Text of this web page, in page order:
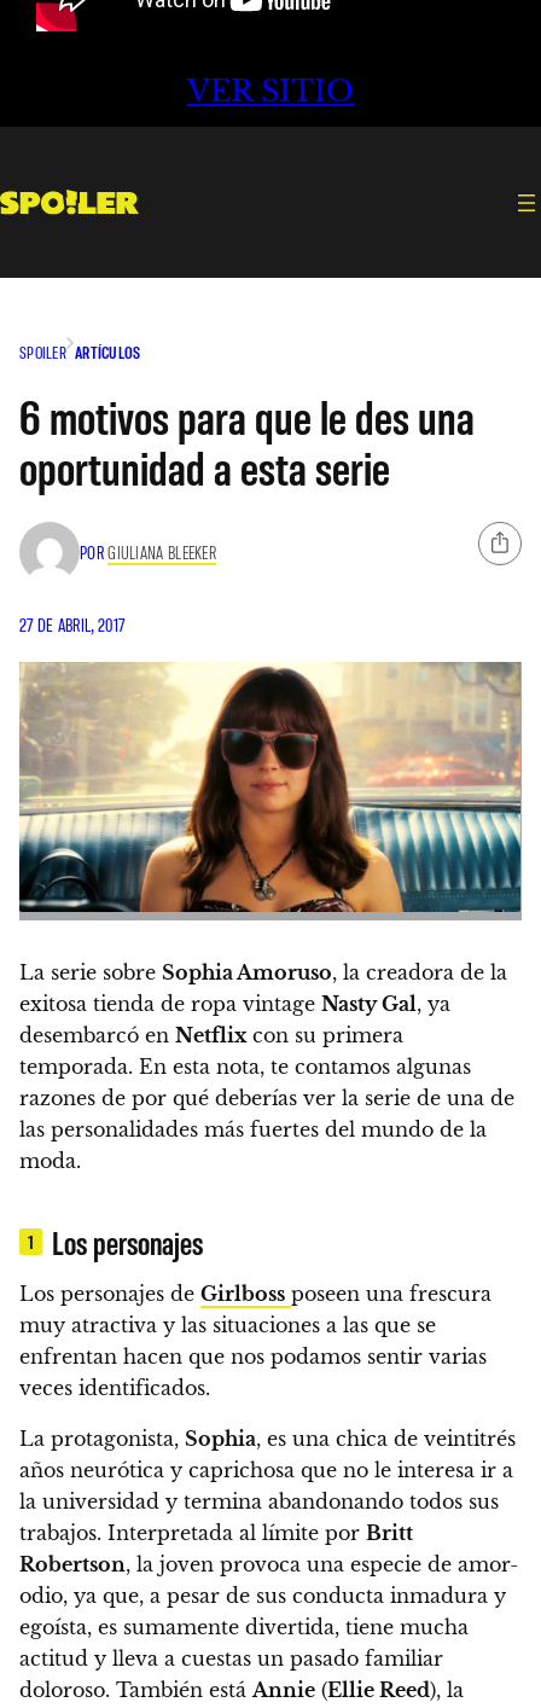
VER SITIO
SPOILER ARTÍCULOS
6 motivos para que le des una
oportunidad a esta serie
PORGIULIANA BLEEKER
27 DE ABRIL, 2017
La serie sobre Sophia Amoruso, la creadora de la
exitosa tienda de ropa vintage Nasty Gal, ya
desembarcó en Netflixcon su primera
temporada. En esta nota, te contamos algunas
razones de por qué deberías ver la serie de una de
las personalidades más fuertes del mundo de la
moda.
1 Los personajes
Los personajes de Girlboss poseen una frescura
muy atractiva y las situaciones a las que se
enfrentan hacen que nos podamos sentir varias
veces identificados.
La protagonista, Sophia, es una chica de veintitrés
años neurótica y caprichosa que no le interesa ir a
la universidad y termina abandonando todos sus
trabajos. Interpretada al límite por Britt
Robertson, la joven provoca una especie de amor-
odio, ya que, a pesar de sus conducta inmadura y
egoísta, es sumamente divertida, tiene mucha
actitud y lleva a cuestas un pasado familiar
doloroso. También estáAnnie (Ellie Reed), la